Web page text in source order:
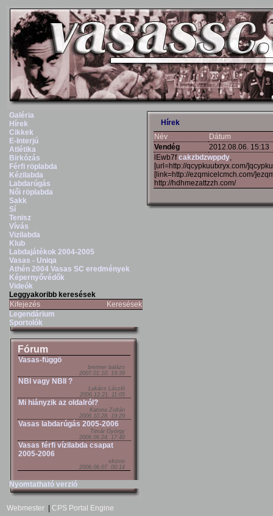
Galéria
Hírek
Cikkek
E-Interjú
Atlétika
Birkózás
Férfi röplabda
Kézilabda
Labdarúgás
Női röplabda
Sakk
Sí
Tenisz
Vívás
Vizilabda
Klub
Labdajátékok 2004-2005
Vasas - Uniqa
Athén 2004 Vasas SC eredmények
Képernyővédők
Videók
Leggyakoribb keresések
Kifejezés
Keresések
Legendárium
Sportolók
Fórum
Vasas-függö
brenner balázs
2007.01.10. 19:39
NBI vagy NBII ?
Lukács László
2006.12.21. 11:05
Mi hiányzik az oldalról?
Katona Zoltán
2006.10.28. 19:29
Vasas labdarúgás 2005-2006
Timár György
2006.06.24. 17:48
Vasas férfi vízilabda csapat
2005-2006
skizoo
2006.06.07. 00:14
Nyomtatható verzió
Hírek
Név
Dátum
Vendég
2012.08.06. 15:13
lEwb7fcakzbdzwppdy,
[url=http://qcypkuutxryx.com/
[link=http://ezqmicelcmch.com/
http://hdhmezattzzh.com/
Webmester CPS Portal Engine